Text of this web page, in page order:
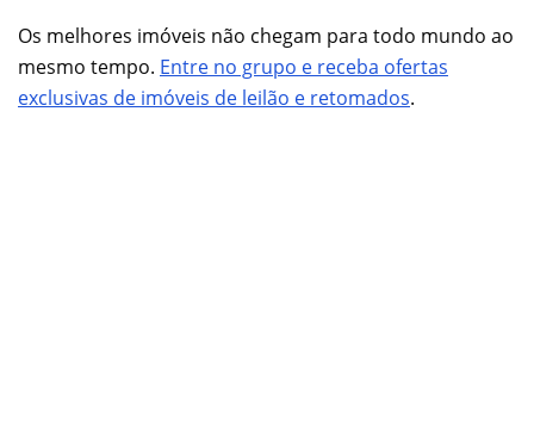
Os melhores imóveis não chegam para todo mundo ao
mesmo tempo. Entre no grupo e receba ofertas
exclusivas de imóveis de leilão e retomados.